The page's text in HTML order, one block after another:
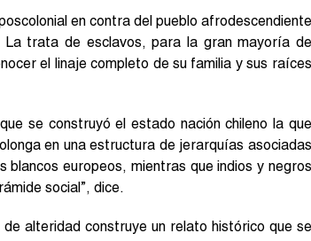
en contra del pueblo afrodescendiente
trata de esclavos, para la gran mayoría de
el linaje completo de su familia y sus raíces
se construyó el estado nación chileno la que
en una estructura de jerarquías asociadas
blancos europeos, mientras que indios y negros
social”, dice.
alteridad construye un relato histórico que se